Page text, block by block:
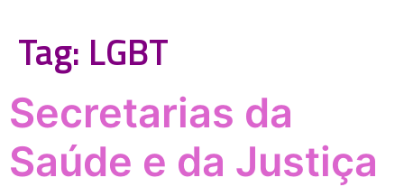
Tag: LGBT
Secretarias da
Saúde e da Justiça